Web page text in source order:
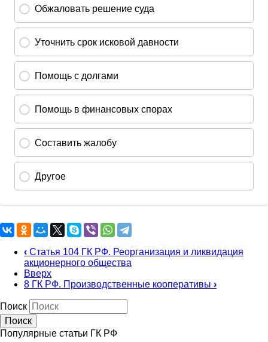
‹ Статья 104 ГК РФ. Реорганизация и ликвидация
акционерного общества
Вверх
8 ГК РФ. Производственные кооперативы ›
Поиск
Популярные статьи ГК РФ